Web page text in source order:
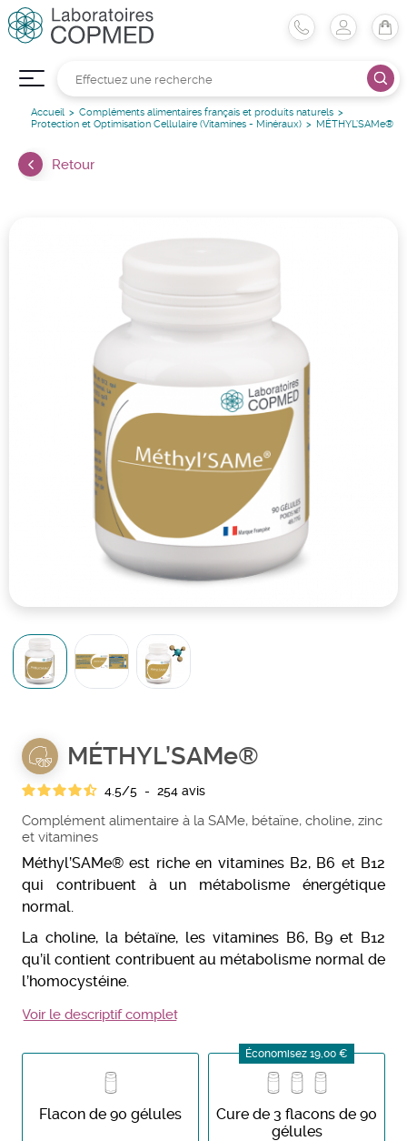
Accueil
Compléments alimentaires français et produits naturels
Protection et Optimisation Cellulaire (Vitamines - Minéraux)
MÉTHYL’SAMe®
Retour
MÉTHYL’SAMe®
4.5/5 - 254 avis
Complément alimentaire à la SAMe, bétaïne, choline, zinc
et vitamines
Méthyl’SAMe® est riche en vitamines B2, B6 et B12
qui contribuent à un métabolisme énergétique
normal.
La choline, la bétaïne, les vitamines B6, B9 et B12
qu’il contient contribuent au métabolisme normal de
l’homocystéine.
Voir le descriptif complet
Flacon de 90 gélules
Économisez 19,00 €
Cure de 3 flacons de 90
gélules